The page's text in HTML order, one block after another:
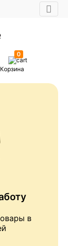
0
Корзина
в